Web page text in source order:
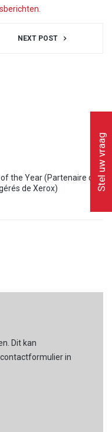
NEXT POST
the Year (Partenaire de
de Xerox)
Dit kan
in
Stel uw vraag